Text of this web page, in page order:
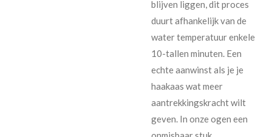
blijven liggen, dit proces
duurt afhankelijk van de
water temperatuur enkele
10-tallen minuten. Een
echte aanwinst als je je
haakaas wat meer
aantrekkingskracht wilt
geven. In onze ogen een